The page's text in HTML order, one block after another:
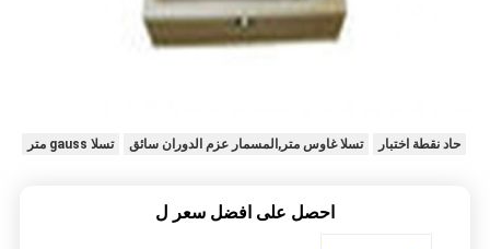
حاد نقطة اختبار تسلا غاوس متر,المسمار عزم الدوران سائق تسلا gauss متر
احصل على افضل سعر ل